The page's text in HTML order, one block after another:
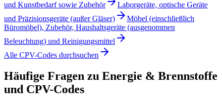
und Kunstbedarf sowie Zubehör
Laborgeräte, optische Geräte
und Präzisionsgeräte (außer Gläser)
Möbel (einschließlich
Büromöbel), Zubehör, Haushaltsgeräte (ausgenommen
Beleuchtung) und Reinigungsmittel
Alle CPV-Codes durchsuchen
Häufige Fragen zu Energie & Brennstoffe
und CPV-Codes